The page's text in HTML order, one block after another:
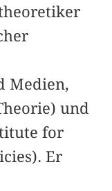
Medien,
und
for
Er